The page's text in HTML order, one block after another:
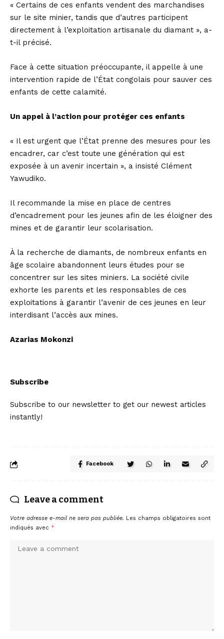
« Certains de ces enfants vendent des marchandises
sur le site minier, tandis que d’autres participent
directement à l’exploitation artisanale du diamant », a-
t-il précisé.
Face à cette situation préoccupante, il appelle à une
intervention rapide de l’État congolais pour sauver ces
enfants de cette calamité.
Un appel à l’action pour protéger ces enfants
« Il est urgent que l’État prenne des mesures pour les
encadrer, car c’est toute une génération qui est
exposée à un avenir incertain », a insisté Clément
Yawudiko.
Il recommande la mise en place de centres
d’encadrement pour les jeunes afin de les éloigner des
mines et de garantir leur scolarisation.
À la recherche de diamants, de nombreux enfants en
âge scolaire abandonnent leurs études pour se
concentrer sur les sites miniers. La société civile
exhorte les parents et les responsables de ces
exploitations à garantir l’avenir de ces jeunes en leur
interdisant l’accès aux mines.
Azarias Mokonzi
Subscribe
Subscribe to our newsletter to get our newest articles
instantly!
Facebook
Leave a comment
Votre adresse e-mail ne sera pas publiée. Les champs obligatoires sont
indiqués avec *